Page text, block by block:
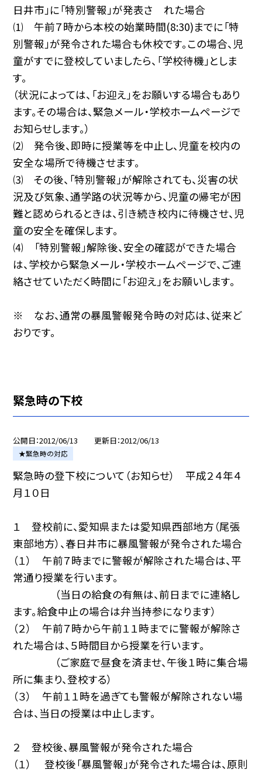
日井市」に「特別警報」が発表さ れた場合
⑴ 午前７時から本校の始業時間(8:30)までに「特
別警報」が発令された場合も休校です。この場合、児
童がすでに登校していましたら、「学校待機」としま
す。
（状況によっては、「お迎え」をお願いする場合もあり
ます。その場合は、緊急メール・学校ホームページで
お知らせします。）
⑵ 発令後、即時に授業等を中止し、児童を校内の
安全な場所で待機させます。
⑶ その後、「特別警報」が解除されても、災害の状
況及び気象、通学路の状況等から、児童の帰宅が困
難と認められるときは、引き続き校内に待機させ、児
童の安全を確保します。
⑷ 「特別警報」解除後、安全の確認ができた場合
は、学校から緊急メール・学校ホームページで、ご連
絡させていただく時間に「お迎え」をお願いします。
※ なお、通常の暴風警報発令時の対応は、従来ど
おりです。
緊急時の下校
公開日 2012/06/13 更新日 2012/06/13
★緊急時の対応
緊急時の登下校について（お知らせ） 平成２４年４
月１０日
１ 登校前に、愛知県または愛知県西部地方（尾張
東部地方）、春日井市に暴風警報が発令された場合
（１） 午前７時までに警報が解除された場合は、平
常通り授業を行います。
（当日の給食の有無は、前日までに連絡し
ます。給食中止の場合は弁当持参になります）
（２） 午前７時から午前１１時までに警報が解除さ
れた場合は、５時間目から授業を行います。
（ご家庭で昼食を済ませ、午後１時に集合場
所に集まり、登校する）
（３） 午前１１時を過ぎても警報が解除されない場
合は、当日の授業は中止します。
２ 登校後、暴風警報が発令された場合
（１） 登校後「暴風警報」が発令された場合は、原則